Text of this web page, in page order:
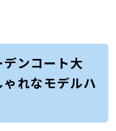
ンコート大
れなモデルハ